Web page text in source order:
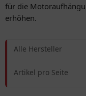
für die
erhöhen.
Alle Hersteller
Artikel pro Seite